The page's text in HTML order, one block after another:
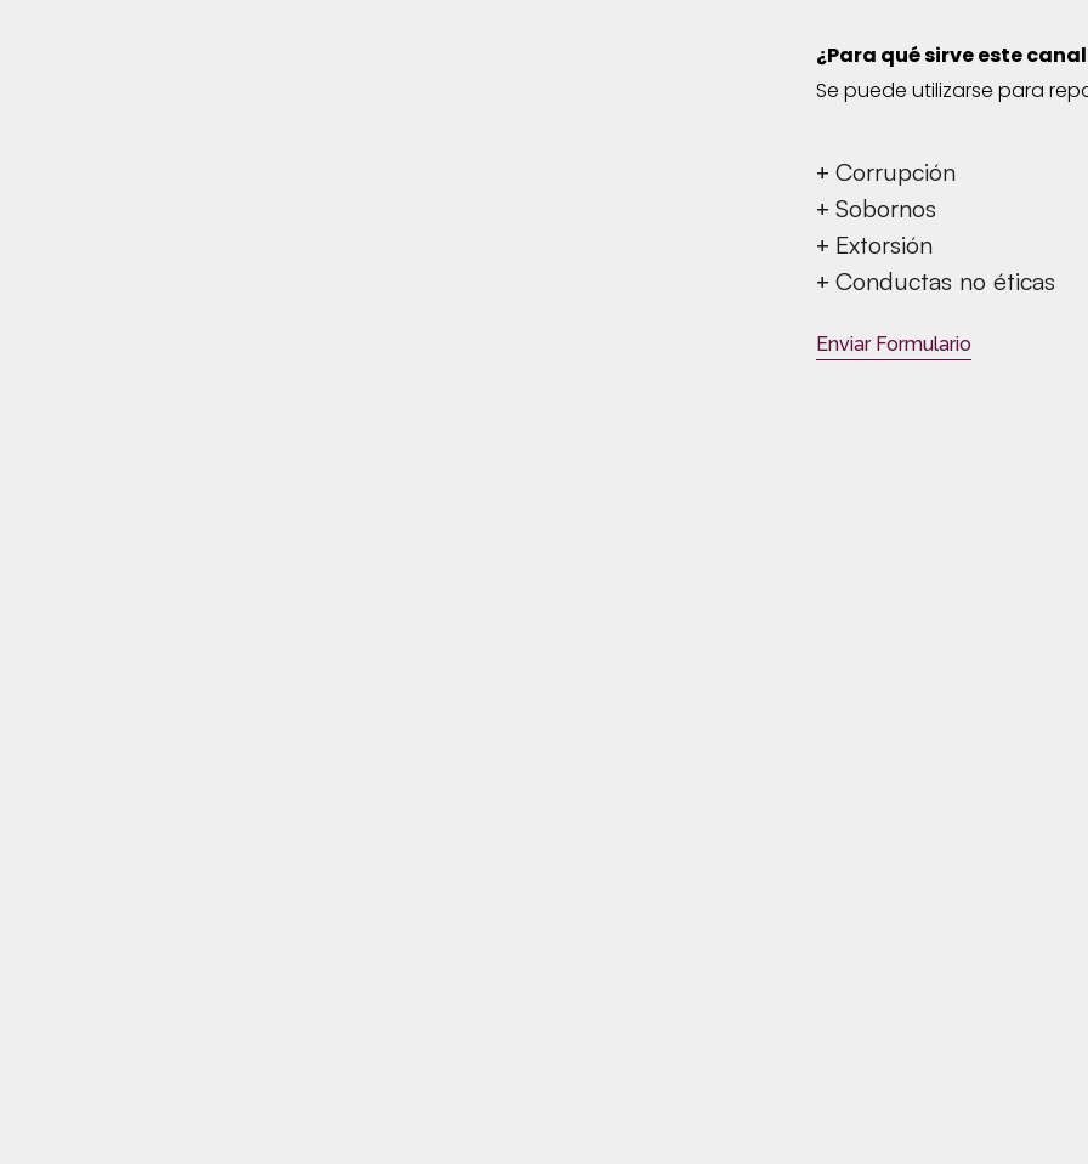
¿Para qué sirve este
Se puede utilizarse para
+ Corrupción
+ Sobornos
+ Extorsión
+ Conductas no éticas
Enviar Formulario